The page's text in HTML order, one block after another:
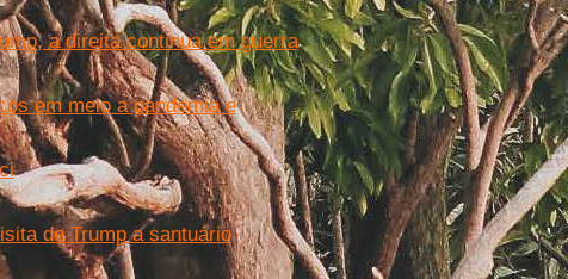
a direita continua em guerra
em meio a pandemia e
de Trump a santuário